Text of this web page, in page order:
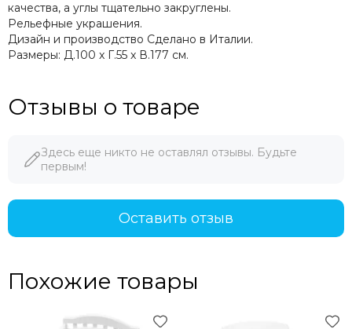
качества, а углы тщательно закруглены.
Рельефные украшения.
Дизайн и производство Сделано в Италии.
Размеры: Д.100 x Г.55 x В.177 см.
Отзывы о товаре
Здесь еще никто не оставлял отзывы. Будьте
первым!
Оставить отзыв
Похожие товары